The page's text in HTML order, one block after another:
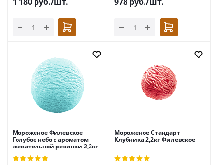
1 180 руб./шт. 978 руб./шт.
Мороженое Филевское
Голубое небо с ароматом
жевательной резинки 2,2кг
Мороженое Стандарт
Клубника 2,2кг Филевское